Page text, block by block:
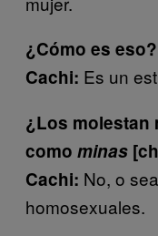
¿Cómo es eso?
Cachi: Es un
¿Los molestan
como minas
Cachi: No, o
homosexuales.